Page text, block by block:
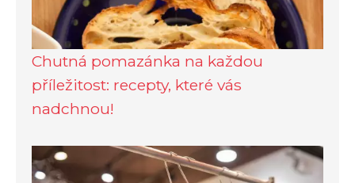
Chutná pomazánka na každou
příležitost: recepty, které vás
nadchnou!